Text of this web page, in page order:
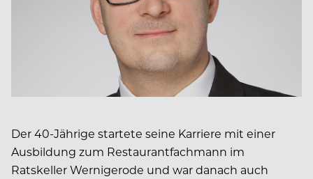
Der 40-Jährige startete seine Karriere mit einer
Ausbildung zum Restaurantfachmann im
Ratskeller Wernigerode und war danach auch